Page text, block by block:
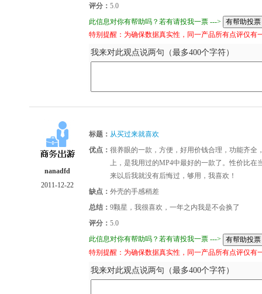
评分： 5.0
此信息对你有帮助吗？若有请投我一票 --->
特别提醒：为确保数据真实性，同一产品所有点评仅有
我来对此观点说两句（最多400个字符）
nanadfd
2011-12-22
标题： 从买过来就喜欢
优点： 很养眼的一款，方便，好用价钱合理，功能齐全
上，是我用过的MP4中最好的一款了。性价比
来以后我就没有后悔过，够用，我喜欢！
缺点： 外壳的手感稍差
总结： 9颗星，我很喜欢，一年之内我是不会换了
评分： 5.0
此信息对你有帮助吗？若有请投我一票 --->
特别提醒：为确保数据真实性，同一产品所有点评仅有
我来对此观点说两句（最多400个字符）